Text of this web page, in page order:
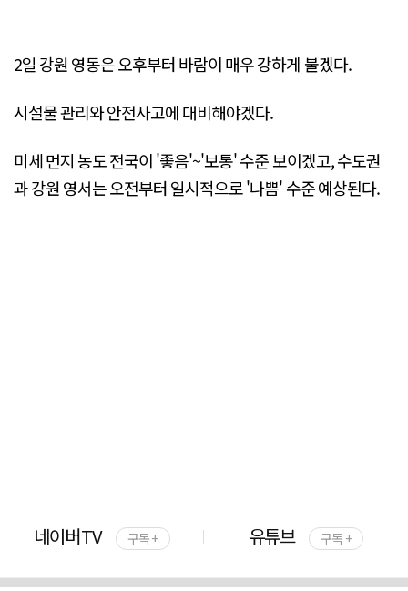
2일 강원 영동은 오후부터 바람이 매우 강하게 불겠다.
시설물 관리와 안전사고에 대비해야겠다.
미세 먼지 농도 전국이 '좋음'~'보통' 수준 보이겠고, 수도권
과 강원 영서는 오전부터 일시적으로 '나쁨' 수준 예상된다.
네이버TV 구독 + 유튜브 구독 +